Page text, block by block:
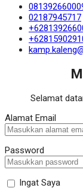
02187945717
Selamat
Alamat Email
Password
Ingat Saya